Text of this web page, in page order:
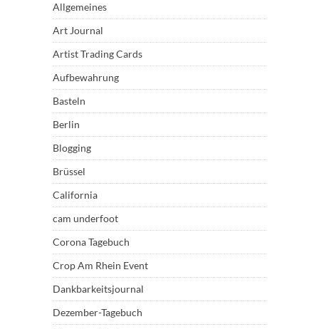
Allgemeines
Art Journal
Artist Trading Cards
Aufbewahrung
Basteln
Berlin
Blogging
Brüssel
California
cam underfoot
Corona Tagebuch
Crop Am Rhein Event
Dankbarkeitsjournal
Dezember-Tagebuch